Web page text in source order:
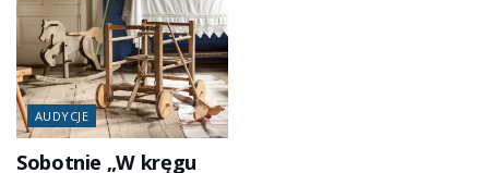
AUDYCJE
Sobotnie „W kręgu